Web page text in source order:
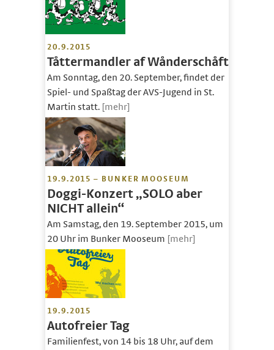
20.9.2015
Tåttermandler af Wånderschåft
Am Sonntag, den 20. September, findet der
Spiel- und Spaßtag der AVS-Jugend in St.
Martin statt. [mehr]
19.9.2015 – BUNKER MOOSEUM
Doggi-Konzert „SOLO aber
NICHT allein“
Am Samstag, den 19. September 2015, um
20 Uhr im Bunker Mooseum [mehr]
19.9.2015
Autofreier Tag
Familienfest, von 14 bis 18 Uhr, auf dem